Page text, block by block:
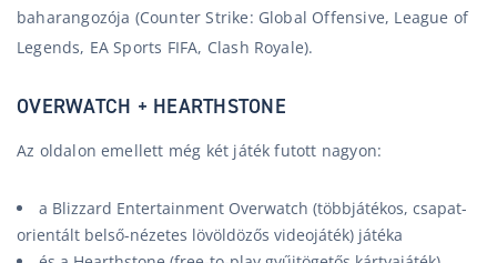
baharangozója (Counter Strike: Global Offensive, League of
Legends, EA Sports FIFA, Clash Royale).
OVERWATCH + HEARTHSTONE
Az oldalon emellett még két játék futott nagyon:
a Blizzard Entertainment Overwatch (többjátékos, csapat-
orientált belső-nézetes lövöldözős videojáték) játéka